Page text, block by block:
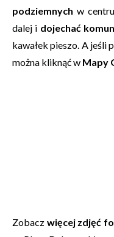
podziemnych w
dalej i dojechać
kawałek pieszo. A
można kliknąć w Mapy
Zobacz więcej zdjęć